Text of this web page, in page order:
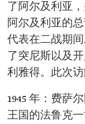
了阿尔及利亚
阿尔及利亚的
代表在二战期
了突尼斯以及
利雅得。此次访
1945 年：费萨
王国的法鲁克